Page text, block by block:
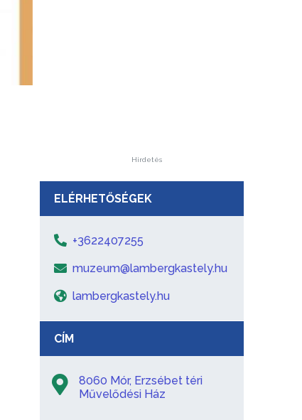
Hirdetés
ELÉRHETŐSÉGEK
+3622407255
muzeum@lambergkastely.hu
lambergkastely.hu
CÍM
8060 Mór, Erzsébet téri
Művelődési Ház